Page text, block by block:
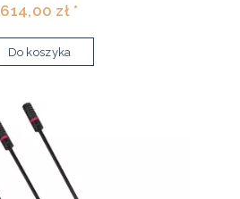
614,00 zł *
Do koszyka